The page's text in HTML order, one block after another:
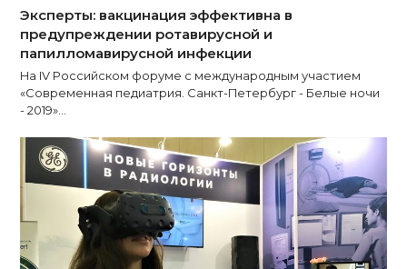
Эксперты: вакцинация эффективна в
предупреждении ротавирусной и
папилломавирусной инфекции
На IV Российском форуме с международным участием
«Современная педиатрия. Санкт-Петербург - Белые ночи
- 2019»…